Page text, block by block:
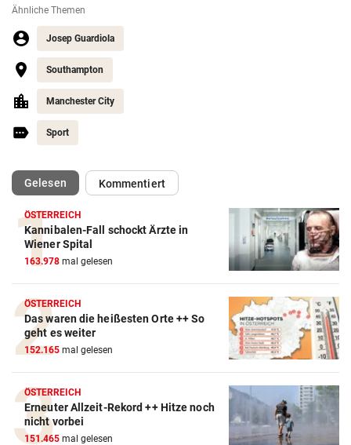
Ähnliche Themen
Josep Guardiola
Southampton
Manchester City
Sport
Gelesen(ausgewählt)Kommentiert
ÖSTERREICH
Kannibalen-Fall schockt Ärzte in
Wiener Spital
163.978 mal gelesen
ÖSTERREICH
Das waren die heißesten Orte ++ So
geht es weiter
152.165 mal gelesen
ÖSTERREICH
Erneuter Allzeit-Rekord ++ Hitze noch
nicht vorbei
151.465 mal gelesen
Action-Cam Vergleich
ZUM VERGLEICH
Crosstrainer Vergleich
E-Bike Vergleich
ZUM VERGLEICH